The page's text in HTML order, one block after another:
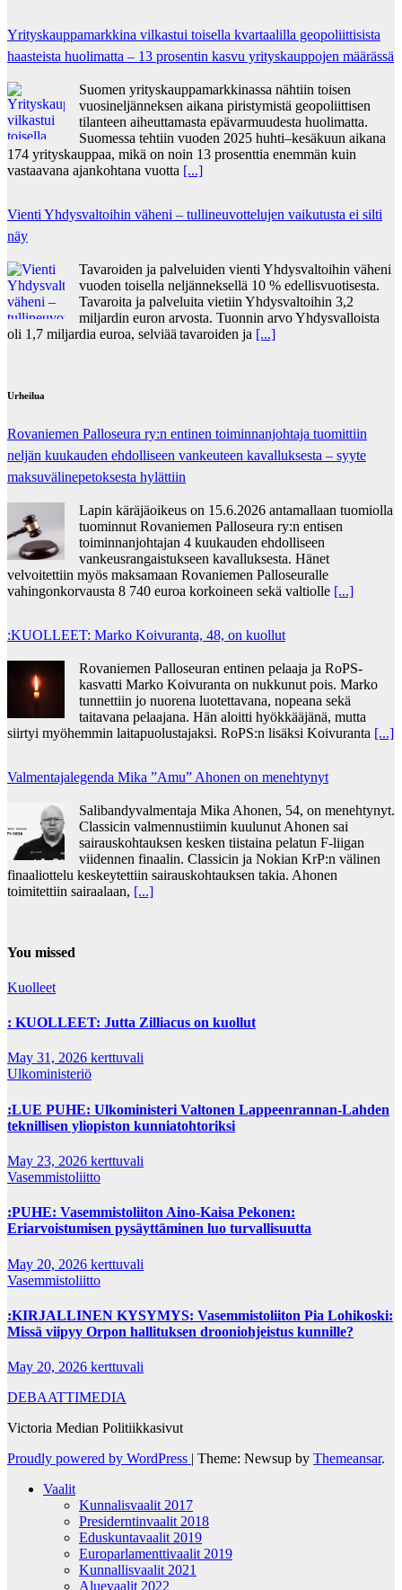
Yrityskauppamarkkina vilkastui toisella kvartaalilla geopoliittisista
haasteista huolimatta – 13 prosentin kasvu yrityskauppojen määrässä
Suomen yrityskauppamarkkinassa nähtiin toisen
vuosineljänneksen aikana piristymistä geopoliittisen
tilanteen aiheuttamasta epävarmuudesta huolimatta.
Suomessa tehtiin vuoden 2025 huhti–kesäkuun aikana
174 yrityskauppaa, mikä on noin 13 prosenttia enemmän kuin
vastaavana ajankohtana vuotta [...]
Vienti Yhdysvaltoihin väheni – tullineuvottelujen vaikutusta ei silti
näy
Tavaroiden ja palveluiden vienti Yhdysvaltoihin väheni
vuoden toisella neljänneksellä 10 % edellisvuotisesta.
Tavaroita ja palveluita vietiin Yhdysvaltoihin 3,2
miljardin euron arvosta. Tuonnin arvo Yhdysvalloista
oli 1,7 miljardia euroa, selviää tavaroiden ja [...]
Urheilua
Rovaniemen Palloseura ry:n entinen toiminnanjohtaja tuo­mit­tiin
neljän kuu­kau­den eh­dol­li­seen van­keu­teen ka­val­luk­ses­ta – syyte
mak­su­vä­li­ne­pe­tok­ses­ta hy­lät­tiin
Lapin käräjäoikeus on 15.6.2026 antamallaan tuomiolla
tuominnut Rovaniemen Palloseura ry:n entisen
toiminnanjohtajan 4 kuukauden ehdolliseen
vankeusrangaistukseen kavalluksesta. Hänet
velvoitettiin myös maksamaan Rovaniemen Palloseuralle
vahingonkorvausta 8 740 euroa korkoineen sekä valtiolle [...]
:KUOLLEET: Marko Koivuranta, 48, on kuollut
Rovaniemen Palloseuran entinen pelaaja ja RoPS-
kasvatti Marko Koivuranta on nukkunut pois. Marko
tunnettiin jo nuorena luotettavana, nopeana sekä
taitavana pelaajana. Hän aloitti hyökkääjänä, mutta
siirtyi myöhemmin laitapuolustajaksi. RoPS:n lisäksi Koivuranta [...]
Valmentajalegenda Mika ”Amu” Ahonen on menehtynyt
Salibandyvalmentaja Mika Ahonen, 54, on menehtynyt.
Classicin valmennustiimin kuulunut Ahonen sai
sairauskohtauksen kesken tiistaina pelatun F-liigan
viidennen finaalin. Classicin ja Nokian KrP:n välinen
finaaliottelu keskeytettiin sairauskohtauksen takia. Ahonen
toimitettiin sairaalaan, [...]
You missed
Kuolleet
: KUOLLEET: Jutta Zilliacus on kuollut
May 31, 2026 kerttuvali
Ulkoministeriö
:LUE PUHE: Ulkoministeri Valtonen Lappeenrannan-Lahden
teknillisen yliopiston kunniatohtoriksi
May 23, 2026 kerttuvali
Vasemmistoliitto
:PUHE: Vasemmistoliiton Aino-Kaisa Pekonen:
Eriarvoistumisen pysäyttäminen luo turvallisuutta
May 20, 2026 kerttuvali
Vasemmistoliitto
:KIRJALLINEN KYSYMYS: Vasemmistoliiton Pia Lohikoski:
Missä viipyy Orpon hallituksen drooniohjeistus kunnille?
May 20, 2026 kerttuvali
DEBAATTIMEDIA
Victoria Median Politiikkasivut
Proudly powered by WordPress | Theme: Newsup by Themeansar.
Vaalit
Kunnalisvaalit 2017
Presiderntinvaalit 2018
Eduskuntavaalit 2019
Europarlamenttivaalit 2019
Kunnallisvaalit 2021
Aluevaalit 2022